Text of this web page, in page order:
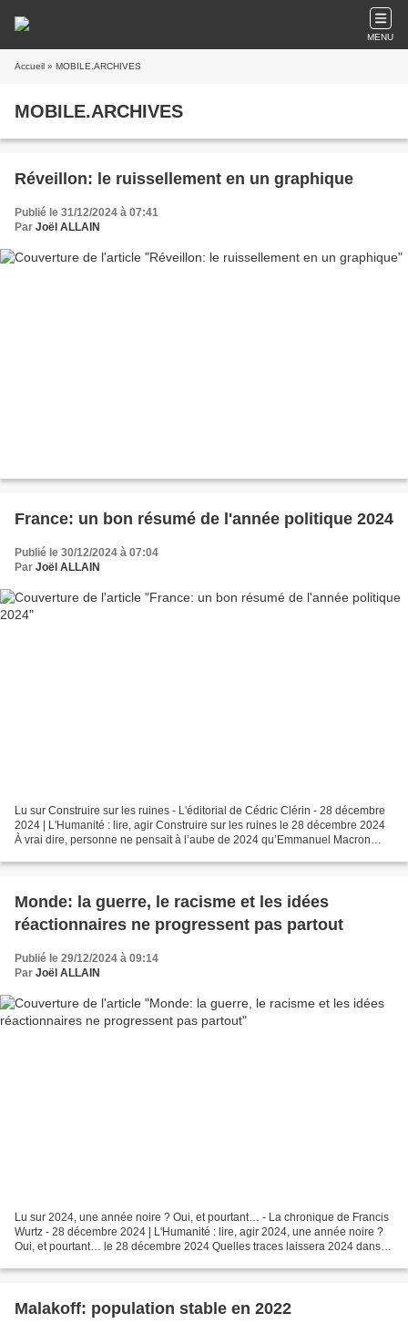
MENU
Accueil » MOBILE.ARCHIVES
MOBILE.ARCHIVES
Réveillon: le ruissellement en un graphique
Publié le 31/12/2024 à 07:41
Par Joël ALLAIN
France: un bon résumé de l'année politique 2024
Publié le 30/12/2024 à 07:04
Par Joël ALLAIN
Lu sur Construire sur les ruines - L'éditorial de Cédric Clérin - 28 décembre
2024 | L'Humanité : lire, agir Construire sur les ruines le 28 décembre 2024
À vrai dire, personne ne pensait à l’aube de 2024 qu’Emmanuel Macron
Monde: la guerre, le racisme et les idées
réactionnaires ne progressent pas partout
Publié le 29/12/2024 à 09:14
Par Joël ALLAIN
Lu sur 2024, une année noire ? Oui, et pourtant… - La chronique de Francis
Wurtz - 28 décembre 2024 | L'Humanité : lire, agir 2024, une année noire ?
Oui, et pourtant… le 28 décembre 2024 Quelles traces laissera 2024 dans
Malakoff: population stable en 2022